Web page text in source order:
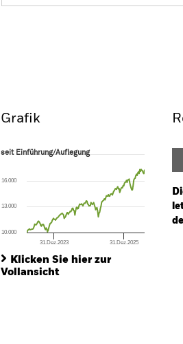
Grafik
seit Einführung/Auflegung
The chart has 1 X axis displaying Time.
The chart has 1 Y axis displaying values.
seit Einführung/Auflegung
31.Dez.2023 31.Dez.2025
10.000
13.000
16.000
Klicken Sie hier zur
Vollansicht